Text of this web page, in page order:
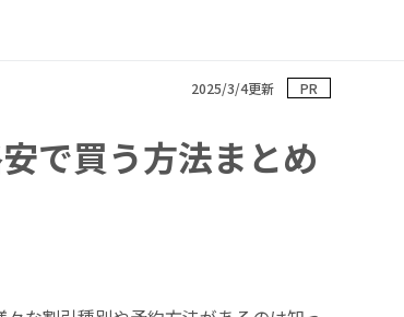
2025/3/4更新 PR
で買う方法まとめ